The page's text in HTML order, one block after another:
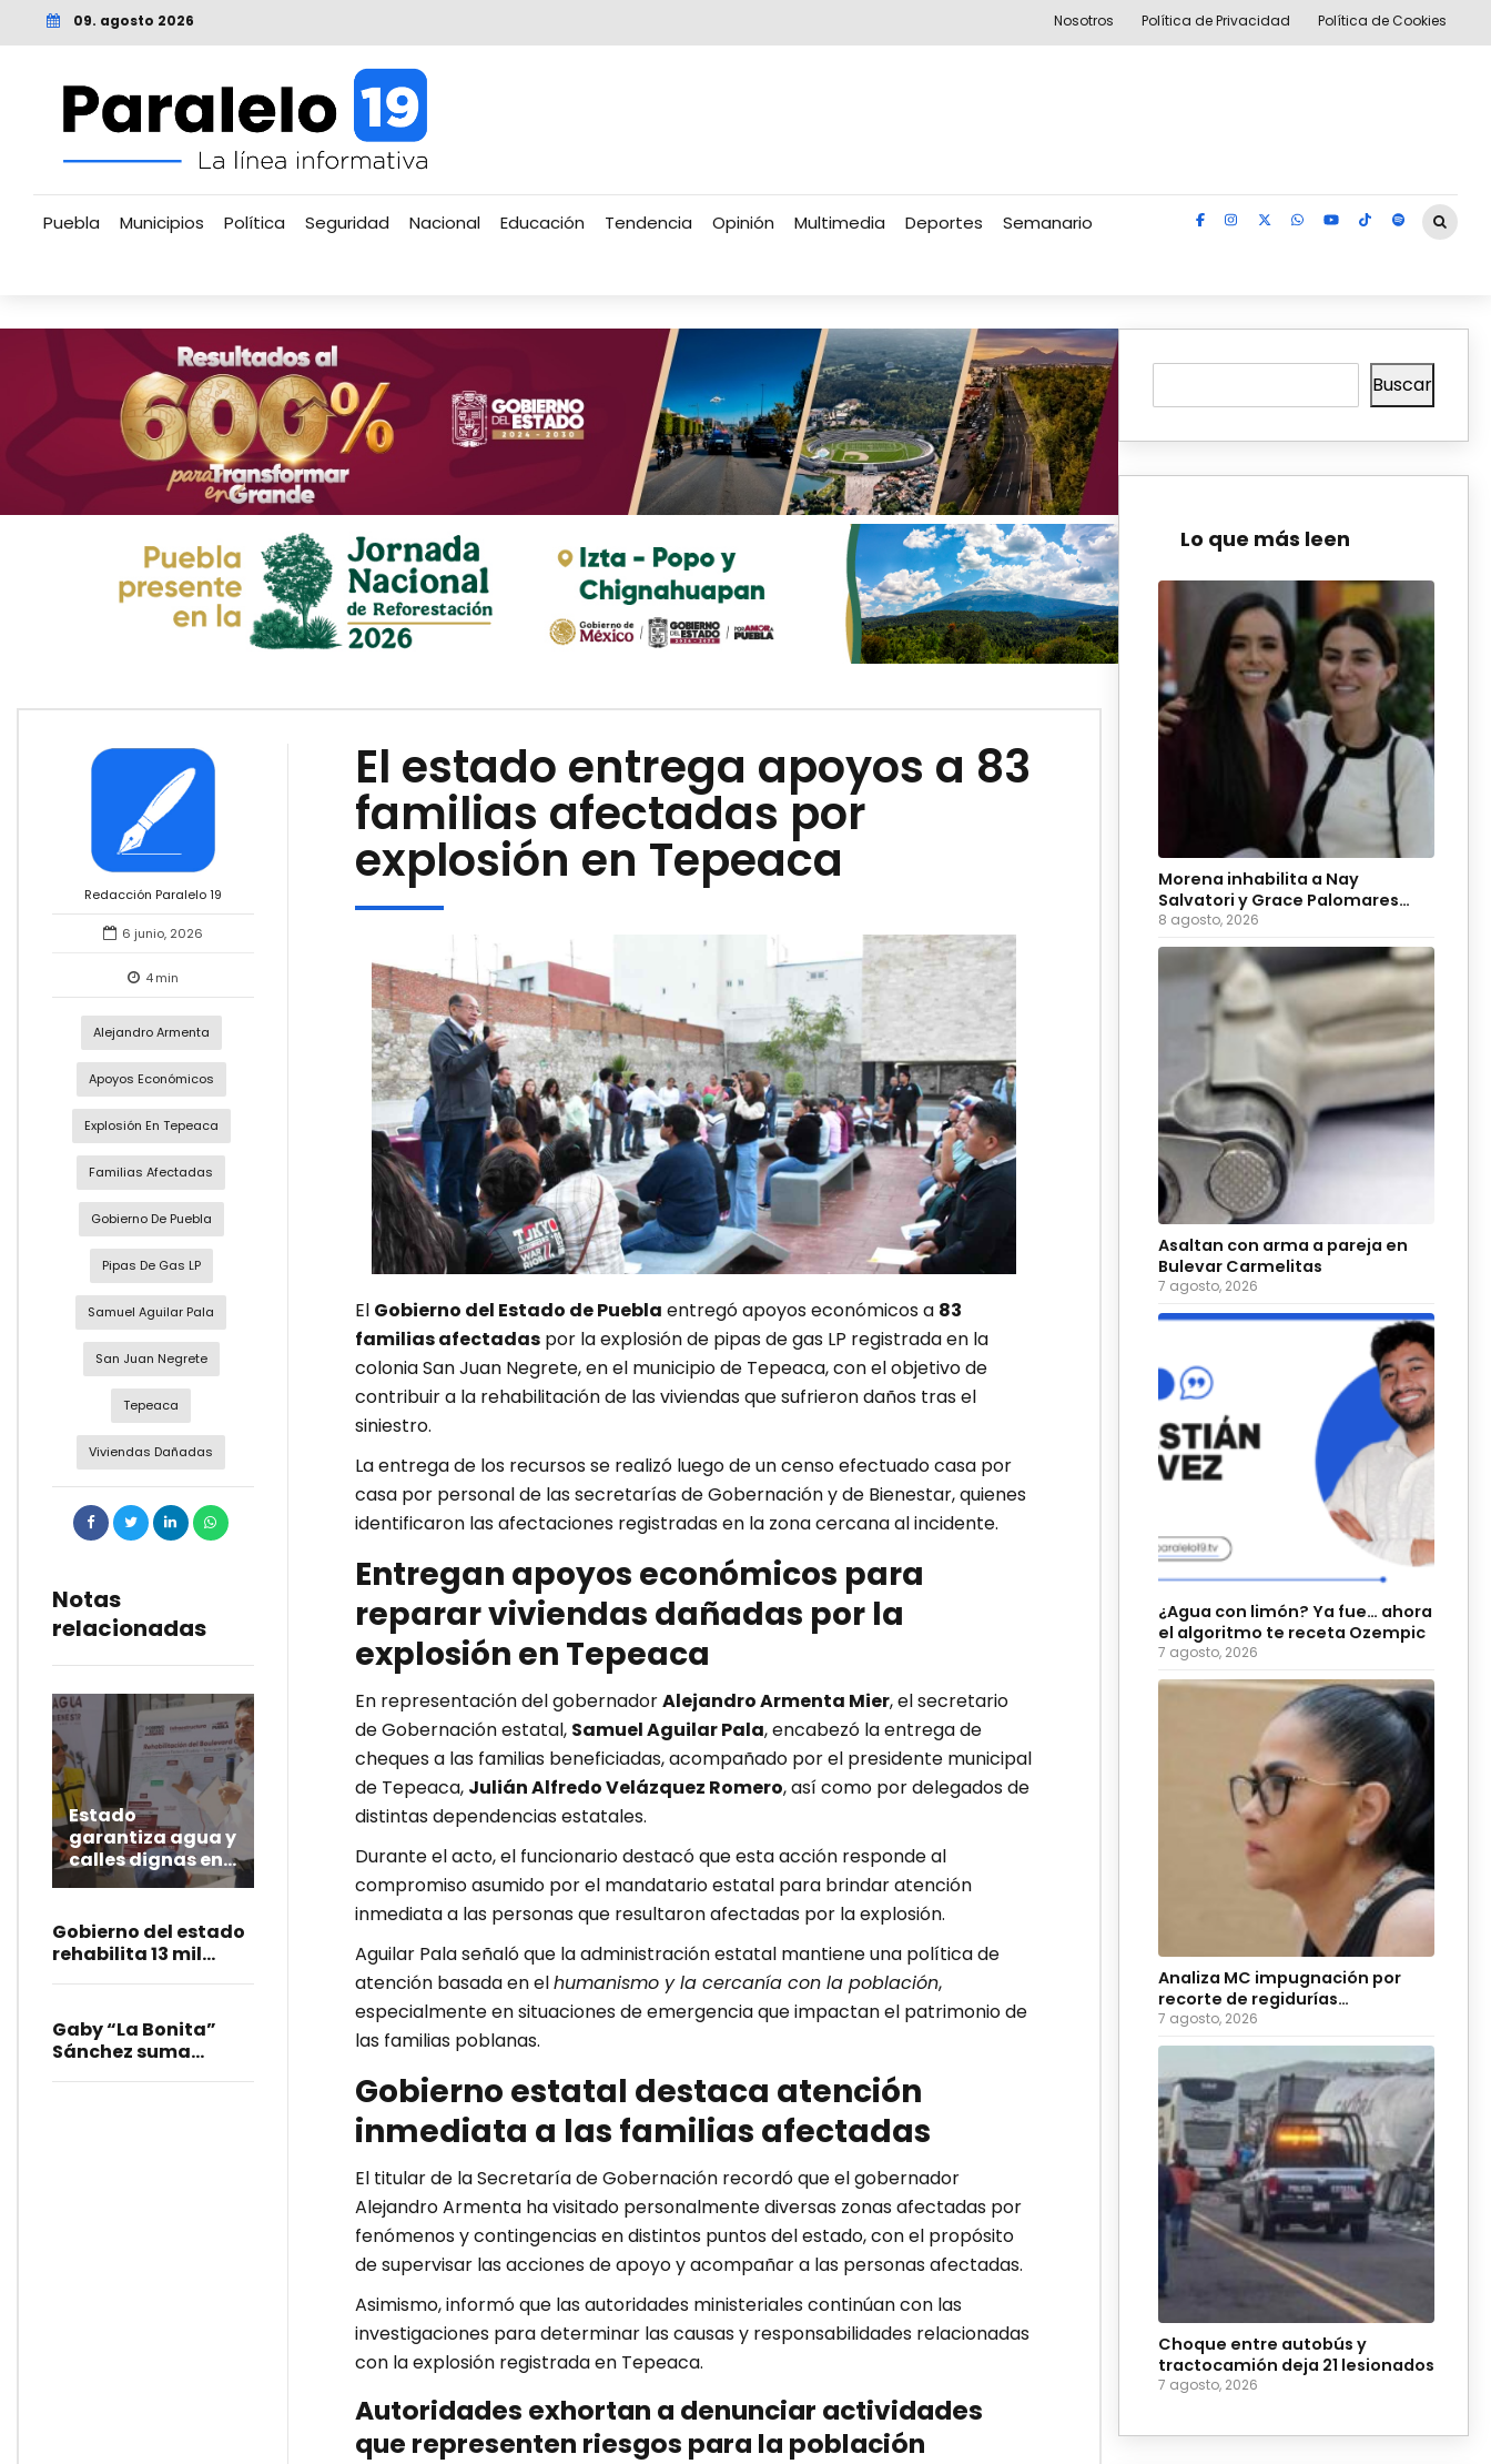
09. agosto 2026 Nosotros Política de Privacidad Política de Cookies
Puebla Municipios Política Seguridad Nacional Educación Tendencia Opinión Multimedia Deportes Semanario
Redacción Paralelo 19
6 junio, 2026
4 min
Alejandro Armenta
Apoyos Económicos
Explosión En Tepeaca
Familias Afectadas
Gobierno De Puebla
Pipas De Gas LP
Samuel Aguilar Pala
San Juan Negrete
Tepeaca
Viviendas Dañadas
Notas
relacionadas
Estado
garantiza agua y
calles dignas en
zona
Gobierno del estado
rehabilita 13 mil
Gaby “La Bonita”
Sánchez suma
El estado entrega apoyos a 83
familias afectadas por
explosión en Tepeaca
El Gobierno del Estado de Puebla entregó apoyos económicos a 83
familias afectadaspor la explosión de pipas de gas LP registrada en la
colonia San Juan Negrete, en el municipio de Tepeaca, con el objetivo de
contribuir a la rehabilitación de las viviendas que sufrieron daños tras el
siniestro.
La entrega de los recursos se realizó luego de un censo efectuado casa por
casa por personal de las secretarías de Gobernación y de Bienestar, quienes
identificaron las afectaciones registradas en la zona cercana al incidente.
Entregan apoyos económicos para
reparar viviendas dañadas por la
explosión en Tepeaca
En representación del gobernadorAlejandro Armenta Mier, el secretario
de Gobernación estatal, Samuel Aguilar Pala, encabezó la entrega de
cheques a las familias beneficiadas, acompañado por el presidente municipal
de Tepeaca, Julián Alfredo Velázquez Romero, así como por delegados de
distintas dependencias estatales.
Durante el acto, el funcionario destacó que esta acción responde al
compromiso asumido por el mandatario estatal para brindar atención
inmediata a las personas que resultaron afectadas por la explosión.
Aguilar Pala señaló que la administración estatal mantiene una política de
atención basada en elhumanismo y la cercanía con la población,
especialmente en situaciones de emergencia que impactan el patrimonio de
las familias poblanas.
Gobierno estatal destaca atención
inmediata a las familias afectadas
El titular de la Secretaría de Gobernación recordó que el gobernador
Alejandro Armenta ha visitado personalmente diversas zonas afectadas por
fenómenos y contingencias en distintos puntos del estado, con el propósito
de supervisar las acciones de apoyo y acompañar a las personas afectadas.
Asimismo, informó que las autoridades ministeriales continúan con las
investigaciones para determinar las causas y responsabilidades relacionadas
con la explosión registrada en Tepeaca.
Autoridades exhortan a denunciar actividades
que representen riesgos para la población
Buscar
Lo que más leen
Morena inhabilita a Nay
Salvatori y Grace Palomares
para 2027
8 agosto, 2026
Asaltan con arma a pareja en
Bulevar Carmelitas
7 agosto, 2026
¿Agua con limón? Ya fue… ahora
el algoritmo te receta Ozempic
7 agosto, 2026
Analiza MC impugnación por
recorte de regidurías
plurinominales en Puebla
7 agosto, 2026
Choque entre autobús y
tractocamión deja 21 lesionados
7 agosto, 2026